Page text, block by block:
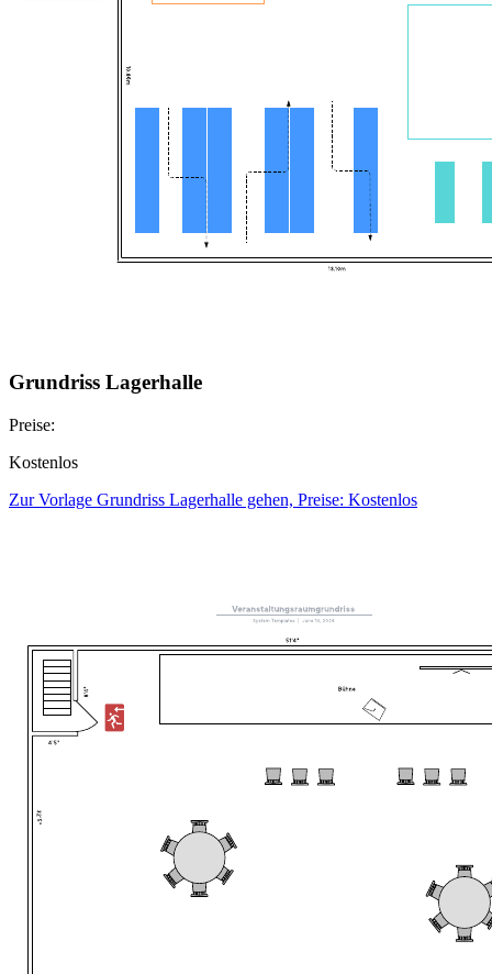
Grundriss Lagerhalle
Preise:
Kostenlos
Zur Vorlage Grundriss Lagerhalle gehen, Preise: Kostenlos